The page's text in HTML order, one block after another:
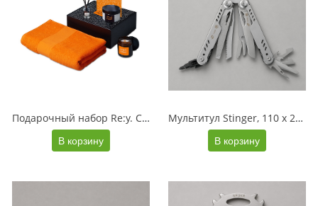
Подарочный набор Re:y. Care с полотенцем, солью для ванны и диффузором
В корзину
Мультитул Stinger, 110 х 27 мм, 23 функции, сталь, серебристый, в картонной коробке, в комплекте нейлоновый чехол
В корзину